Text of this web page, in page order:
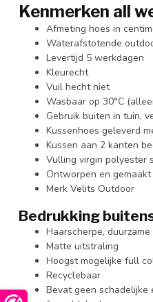
Kenmerken all
Afmeting hoes in
Waterafstotende
Levertijd 5 werkdagen
Kleurecht
Vuil hecht niet
Wasbaar op 30°C
Gebruik buiten in tuin,
Kussenhoes geleverd
Kussen aan 2 kanten
Vulling virgin polyester
Ontworpen en
Merk Velits Outdoor
Bedrukking
Haarscherpe,
Matte uitstraling
Hoogst mogelijke full
Recyclebaar
Bevat geen